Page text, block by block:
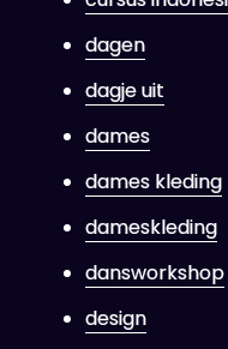
dagen
dagje uit
dames
dames kleding
dameskleding
dansworkshop
design